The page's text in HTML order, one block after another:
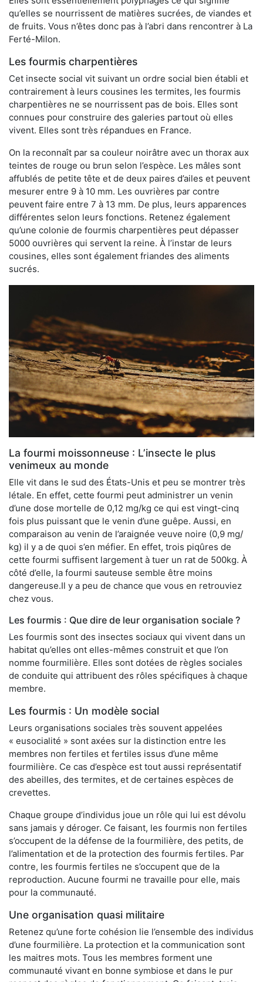
qu’elles se nourrissent de matières sucrées, de viandes et
de fruits. Vous n’êtes donc pas à l’abri dans rencontrer à La
Ferté-Milon.
Les fourmis charpentières
Cet insecte social vit suivant un ordre social bien établi et
contrairement à leurs cousines les termites, les fourmis
charpentières ne se nourrissent pas de bois. Elles sont
connues pour construire des galeries partout où elles
vivent. Elles sont très répandues en France.
On la reconnaît par sa couleur noirâtre avec un thorax aux
teintes de rouge ou brun selon l’espèce. Les mâles sont
affublés de petite tête et de deux paires d’ailes et peuvent
mesurer entre 9 à 10 mm. Les ouvrières par contre
peuvent faire entre 7 à 13 mm. De plus, leurs apparences
différentes selon leurs fonctions. Retenez également
qu’une colonie de fourmis charpentières peut dépasser
5000 ouvrières qui servent la reine. À l’instar de leurs
cousines, elles sont également friandes des aliments
sucrés.
La fourmi moissonneuse : L’insecte le plus
venimeux au monde
Elle vit dans le sud des États-Unis et peu se montrer très
létale. En effet, cette fourmi peut administrer un venin
d’une dose mortelle de 0,12 mg/kg ce qui est vingt-cinq
fois plus puissant que le venin d’une guêpe. Aussi, en
comparaison au venin de l’araignée veuve noire (0,9 mg/
kg) il y a de quoi s’en méfier. En effet, trois piqûres de
cette fourmi suffisent largement à tuer un rat de 500kg. À
côté d’elle, la fourmi sauteuse semble être moins
dangereuse.Il y a peu de chance que vous en retrouviez
chez vous.
Les fourmis : Que dire de leur organisation sociale ?
Les fourmis sont des insectes sociaux qui vivent dans un
habitat qu’elles ont elles-mêmes construit et que l’on
nomme fourmilière. Elles sont dotées de règles sociales
de conduite qui attribuent des rôles spécifiques à chaque
membre.
Les fourmis : Un modèle social
Leurs organisations sociales très souvent appelées
« eusocialité » sont axées sur la distinction entre les
membres non fertiles et fertiles issus d’une même
fourmilière. Ce cas d’espèce est tout aussi représentatif
des abeilles, des termites, et de certaines espèces de
crevettes.
Chaque groupe d’individus joue un rôle qui lui est dévolu
sans jamais y déroger. Ce faisant, les fourmis non fertiles
s’occupent de la défense de la fourmilière, des petits, de
l’alimentation et de la protection des fourmis fertiles. Par
contre, les fourmis fertiles ne s’occupent que de la
reproduction. Aucune fourmi ne travaille pour elle, mais
pour la communauté.
Une organisation quasi militaire
Retenez qu’une forte cohésion lie l’ensemble des individus
d’une fourmilière. La protection et la communication sont
les maitres mots. Tous les membres forment une
communauté vivant en bonne symbiose et dans le pur